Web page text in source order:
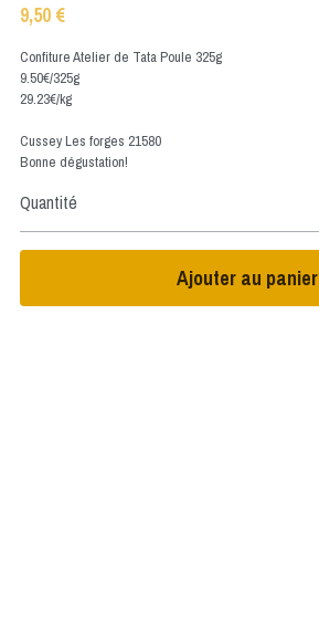
9,50 €
Confiture Atelier de Tata Poule 325g
9.50€/325g
29.23€/kg
Cussey Les forges 21580
Bonne dégustation!
Quantité
Ajouter au panier